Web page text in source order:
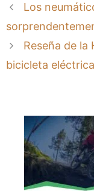
Los
Reseña de
bicicleta eléctrica